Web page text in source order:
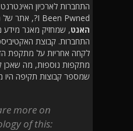
I Been Pwned?, אתר של מומחה הסייברסייבר
האנט, שמחזיק מאגר מידע
לקחה אחריות על מתקפת
מתקפות נוספות, מה שאכן
שמספר קבוצות תקיפה היו
more on
of this: